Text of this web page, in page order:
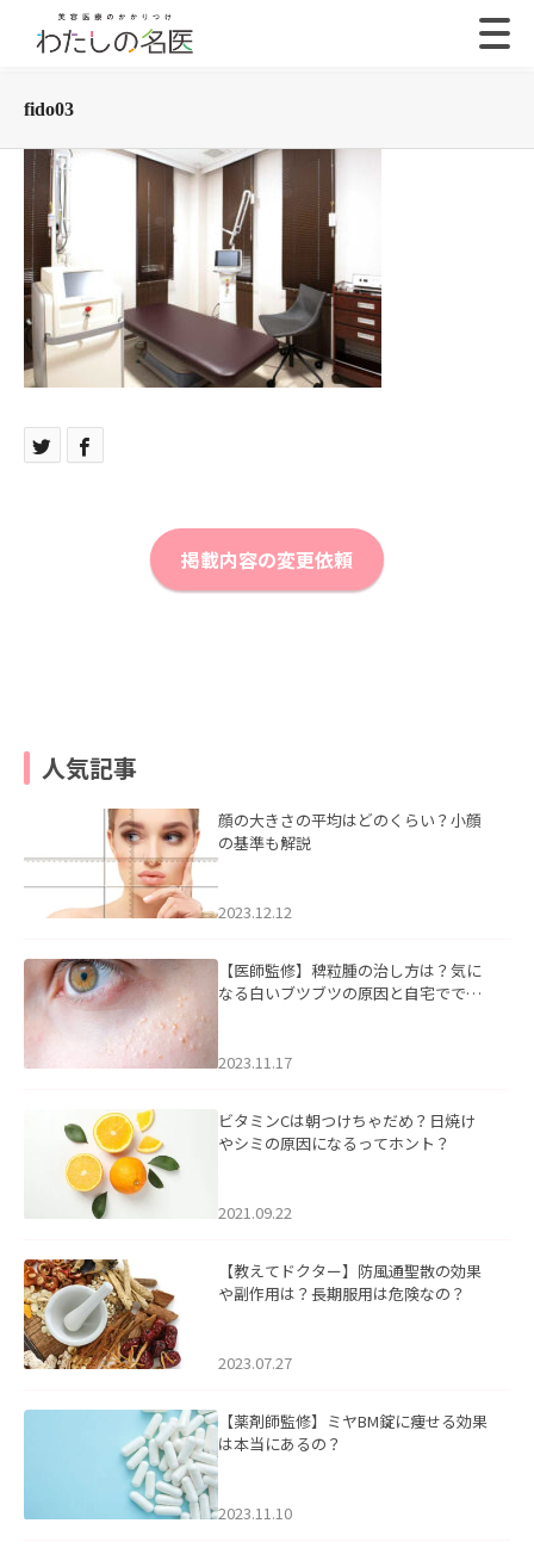
fido03
掲載内容の変更依頼
人気記事
顔の大きさの平均はどのくらい？小顔
の基準も解説
2023.12.12
【医師監修】稗粒腫の治し方は？気に
なる白いブツブツの原因と自宅ででき
2023.11.17
ビタミンCは朝つけちゃだめ？日焼け
やシミの原因になるってホント？
2021.09.22
【教えてドクター】防風通聖散の効果
や副作用は？長期服用は危険なの？
2023.07.27
【薬剤師監修】ミヤBM錠に痩せる効果
は本当にあるの？
2023.11.10